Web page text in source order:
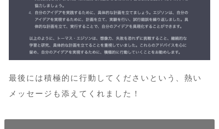
最後には積極的に行動してくださいという、熱い
メッセージも添えてくれました！